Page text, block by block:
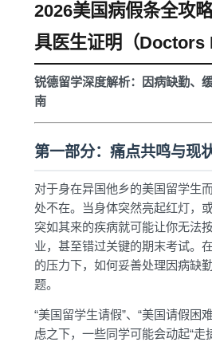
2026美国病假条全攻
具医生证明（Doctors
锐德留学深度解析：因病缺勤、
南
第一部分：痛点共鸣与现
对于身在异国他乡的美国留学生
处不在。当身体突然亮起红灯，
突如其来的疾病就可能让你无法
业，甚至错过关键的期末考试。
的压力下，如何妥善处理因病缺
题。
“美国留学生请假”、“美国请假困
虑之下，一些同学可能会动起“